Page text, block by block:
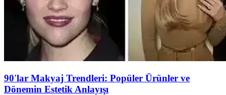
90'lar Makyaj Trendleri: Popüler Ürünler ve
Dönemin Estetik Anlayışı